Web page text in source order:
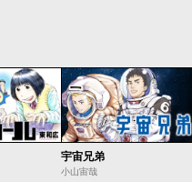
宇宙兄弟
小山宙哉